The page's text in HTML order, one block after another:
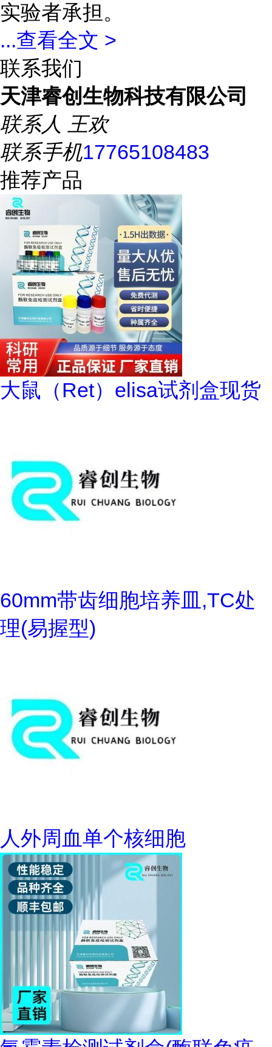
实验者承担。
...查看全文 >
联系我们
天津睿创生物科技有限公司
联系人 王欢
联系手机17765108483
推荐产品
大鼠（Ret）elisa试剂盒现货
60mm带齿细胞培养皿,TC处
理(易握型)
人外周血单个核细胞